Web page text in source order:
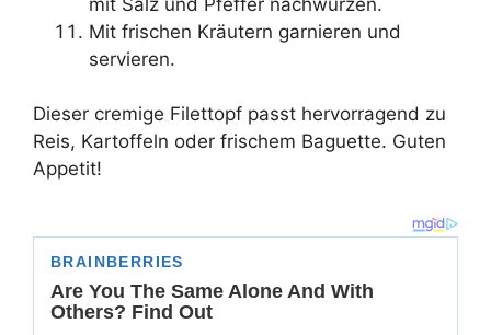
Mit frischen Kräutern garnieren und
servieren.
Dieser cremige Filettopf passt hervorragend zu
Reis, Kartoffeln oder frischem Baguette. Guten
Appetit!